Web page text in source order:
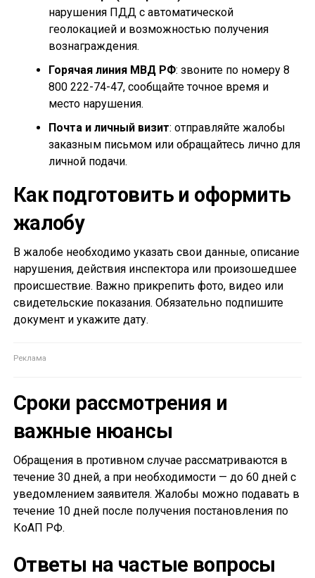
нарушения ПДД с автоматической
геолокацией и возможностью получения
вознаграждения.
Горячая линия МВД РФ: звоните по номеру 8
800 222-74-47, сообщайте точное время и
место нарушения.
Почта и личный визит: отправляйте жалобы
заказным письмом или обращайтесь лично для
личной подачи.
Как подготовить и оформить
жалобу
В жалобе необходимо указать свои данные, описание
нарушения, действия инспектора или произошедшее
происшествие. Важно прикрепить фото, видео или
свидетельские показания. Обязательно подпишите
документ и укажите дату.
Сроки рассмотрения и
важные нюансы
Обращения в противном случае рассматриваются в
течение 30 дней, а при необходимости — до 60 дней с
уведомлением заявителя. Жалобы можно подавать в
течение 10 дней после получения постановления по
КоАП РФ.
Ответы на частые вопросы